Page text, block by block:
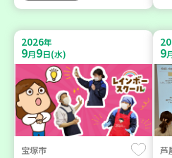
2026年
9月9日(水)
宝塚市
9
芦